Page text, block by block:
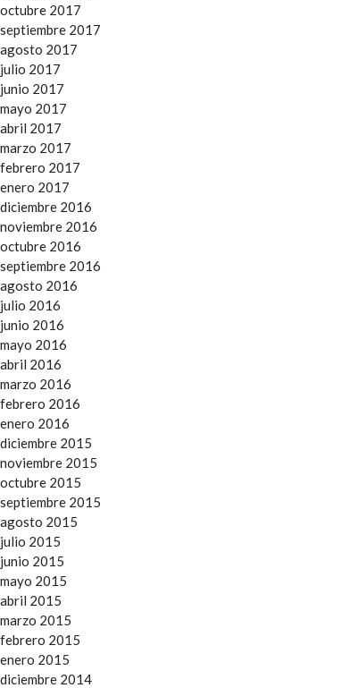
octubre 2017
septiembre 2017
agosto 2017
julio 2017
junio 2017
mayo 2017
abril 2017
marzo 2017
febrero 2017
enero 2017
diciembre 2016
noviembre 2016
octubre 2016
septiembre 2016
agosto 2016
julio 2016
junio 2016
mayo 2016
abril 2016
marzo 2016
febrero 2016
enero 2016
diciembre 2015
noviembre 2015
octubre 2015
septiembre 2015
agosto 2015
julio 2015
junio 2015
mayo 2015
abril 2015
marzo 2015
febrero 2015
enero 2015
diciembre 2014